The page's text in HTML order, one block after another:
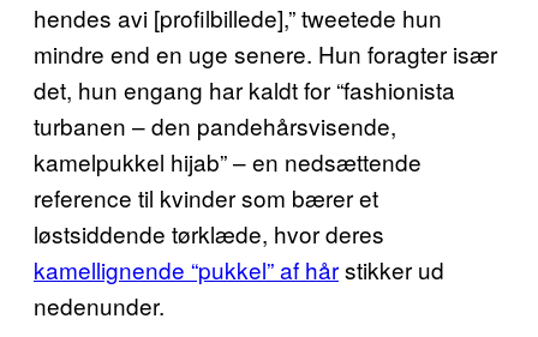
hendes avi [profilbillede],” tweetede hun
mindre end en uge senere. Hun foragter især
det, hun engang har kaldt for “fashionista
turbanen – den pandehårsvisende,
kamelpukkel hijab” – en nedsættende
reference til kvinder som bærer et
løstsiddende tørklæde, hvor deres
kamellignende “pukkel” af hårstikker ud
nedenunder.